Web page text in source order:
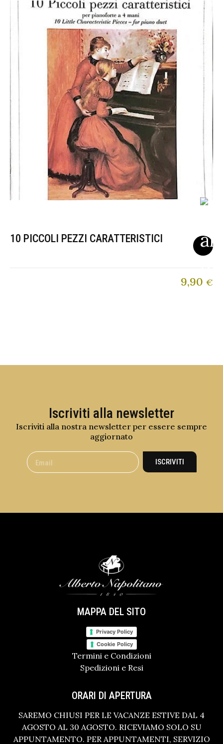
10 PICCOLI PEZZI CARATTERISTICI
9,90 €
Iscriviti alla newsletter
Iscriviti alla nostra newsletter per essere sempre
aggiornato
ISCRIVITI
MAPPA DEL SITO
Privacy Policy
Cookie Policy
Termini e Condizioni
Spedizioni e Resi
ORARI DI APERTURA
SAREMO CHIUSI PER LE VACANZE ESTIVE DAL 4
AGOSTO AL 30 AGOSTO. RICEVIAMO SOLO SU
APPUNTAMENTO. PER APPUNTAMENTI, SERVIZIO